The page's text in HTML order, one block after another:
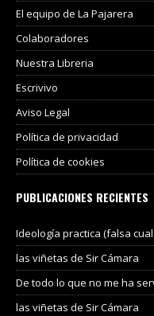
El equipo de La Pajarera
Colaboradores
Nuestra Libreria
Escrivivo
Aviso Legal
Política de privacidad
Política de cookies
PUBLICACIONES RECIENTES
Ideología practica (falsa
las viñetas de Sir Cámara
De todo lo que no me ha
las viñetas de Sir Cámara